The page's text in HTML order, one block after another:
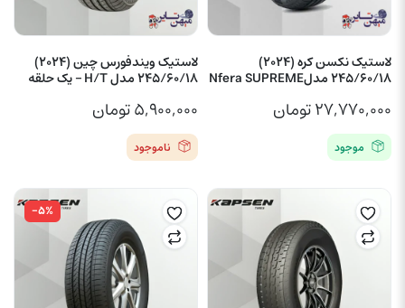
لاستیک نکسن کره (2024)
245/60/18 مدلNfera SUPREME
۲۷,۷۷۰,۰۰۰تومان
موجود
لاستیک ویندفورس چین (2024)
245/60/18 مدل H/T – یک حلقه
۵,۹۰۰,۰۰۰تومان
ناموجود
-۵%